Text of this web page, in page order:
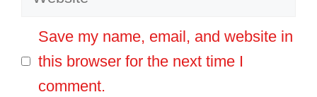
Save my name, email, and website in
this browser for the next time I
comment.